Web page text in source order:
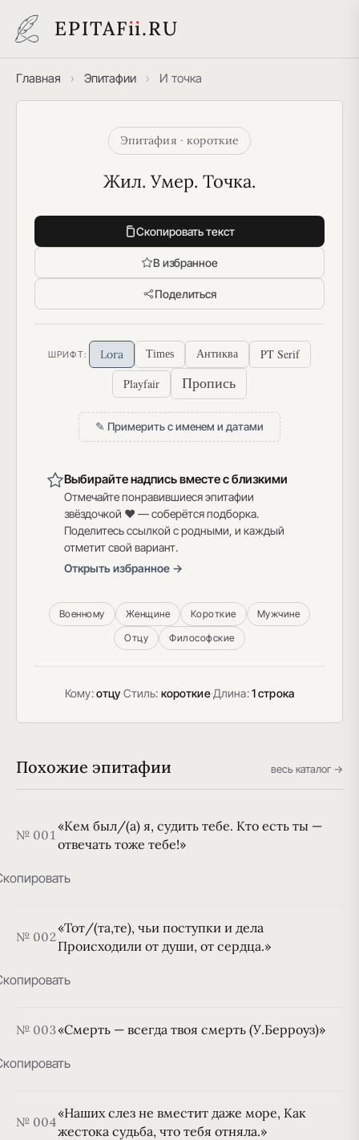
EPITAFii.RU
Главная › Эпитафии › И точка
Эпитафия · короткие
Жил. Умер. Точка.
Скопировать текст
В избранное
Поделиться
ШРИФТ: Lora Times Антиква
PT Serif
Playfair
Пропись
✎ Примерить с именем и датами
Выбирайте надпись вместе с близкими
Отмечайте понравившиеся эпитафии
звёздочкой ♥ — соберётся подборка.
Поделитесь ссылкой с родными, и каждый
отметит свой вариант.
Открыть избранное →
Военному Женщине Короткие
Мужчине
Отцу
Философские
Кому:отцу·Стиль: короткие·Длина:1 строка
Похожие эпитафии весь каталог →
№ 001
«Кем был/(а) я, судить тебе. Кто есть ты —
отвечать тоже тебе!»
№ 002
«Тот/(та,те), чьи поступки и дела
Происходили от души, от сердца.»
№ 003«Смерть — всегда твоя смерть (У.Берроуз)»
№ 004
«Наших слез не вместит даже море, Как
жестока судьба, что тебя отняла.»